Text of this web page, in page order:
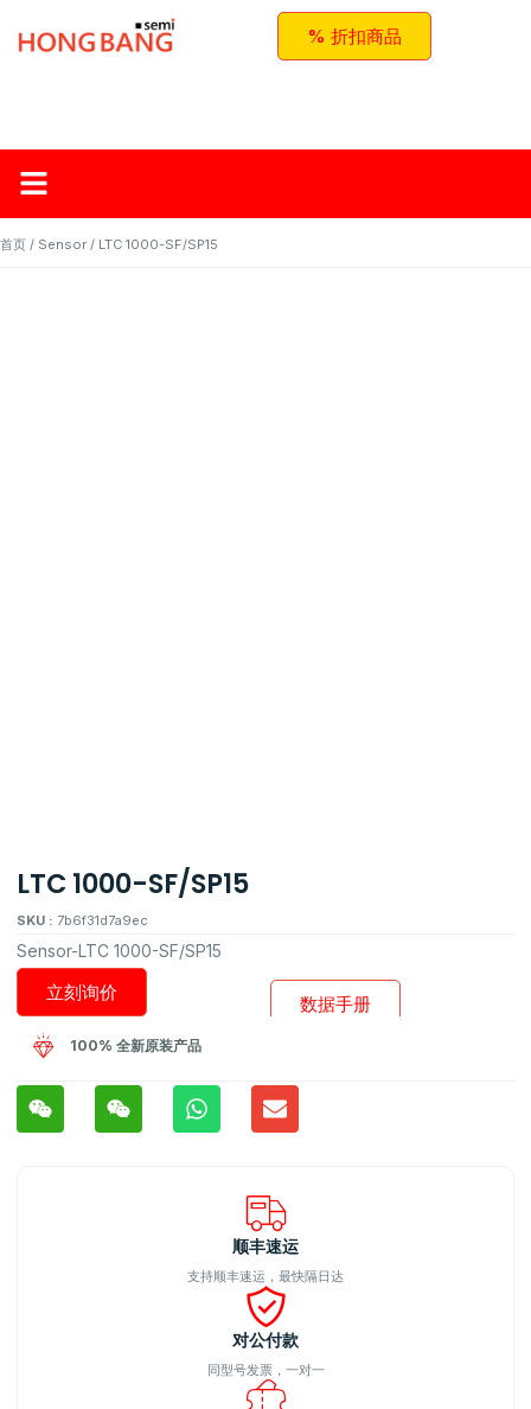
% 折扣商品
首页 / Sensor / LTC 1000-SF/SP15
LTC 1000-SF/SP15
SKU : 7b6f31d7a9ec
Sensor-LTC 1000-SF/SP15
数据手册
立刻询价
100% 全新原装产品
顺丰速运
支持顺丰速运，最快隔日达
对公付款
同型号发票，一对一